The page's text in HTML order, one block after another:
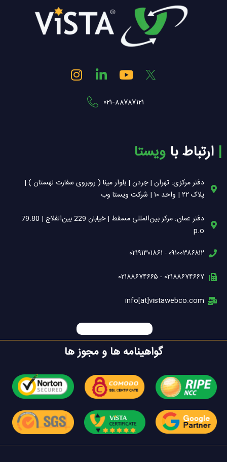
Y
o
u
t
L
i
k
i
n
I
n
۰۲۱-۸۸۷۸۷۱۲۱
| ‌ ارتباط با ویستا
دفتر مرکزی: تهران | جردن | بلوار مینا ( روبروی سفارت لهستان ) |
پلاک ۲۲ | واحد ۱۰ | شرکت ویستا وب
دفتر عمان: مرکز بین‌المللی مسقط | خیابان 229 بین‌الفلاج | 79.80
p.o
۰۹۱۰۰۳۸۶۸۱۲ - ۰۲۱۹۱۳۰۱۸۶۱
۰۲۱۸۸۶۷۴۶۶۷ - ۰۲۱۸۸۶۷۴۶۶۵
info[at]vistawebco.com
گواهینامه ها و مجوز ها